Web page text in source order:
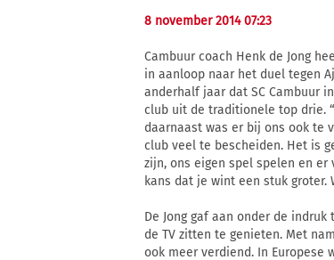
8 november 2014 07:23
Cambuur coach Henk de Jong
in aanloop naar het duel tegen
anderhalf jaar dat SC Cambuur
club uit de traditionele top drie.
daarnaast was er bij ons ook te
club veel te bescheiden. Het is
zijn, ons eigen spel spelen en
kans dat je wint een stuk groter.
De Jong gaf aan onder de
de TV zitten te genieten. Met
ook meer verdiend. In